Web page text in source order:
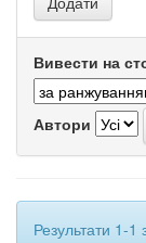
Вивести на
Автори
Результати 1-1